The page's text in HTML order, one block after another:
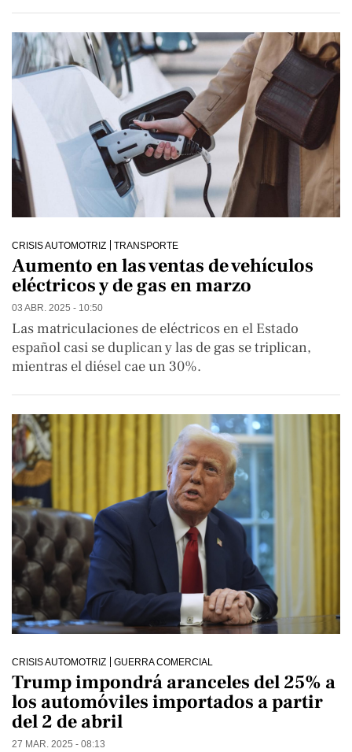
CRISIS AUTOMOTRIZ TRANSPORTE
Aumento en las ventas de vehículos
eléctricos y de gas en marzo
03 ABR. 2025 - 10:50
Las matriculaciones de eléctricos en el Estado
español casi se duplican y las de gas se triplican,
mientras el diésel cae un 30%.
CRISIS AUTOMOTRIZ GUERRA COMERCIAL
Trump impondrá aranceles del 25% a
los automóviles importados a partir
del 2 de abril
27 MAR. 2025 - 08:13